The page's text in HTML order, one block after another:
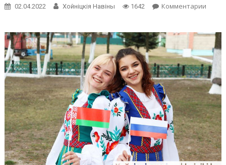
02.04.2022 Хойнiцкiя Навiны 1642 Комментарииon
—
День
и